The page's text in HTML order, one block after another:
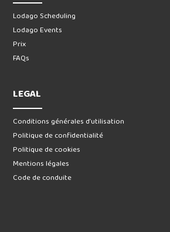
Lodago Scheduling
Lodago Events
Prix
FAQs
LEGAL
Conditions générales d’utilisation
Politique de confidentialité
Politique de cookies
Mentions légales
Code de conduite